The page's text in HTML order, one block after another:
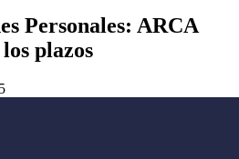
Personales: ARCA
plazos